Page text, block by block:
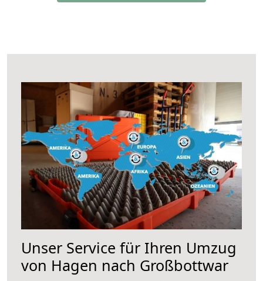
Unser Service für Ihren Umzug
von Hagen nach Großbottwar